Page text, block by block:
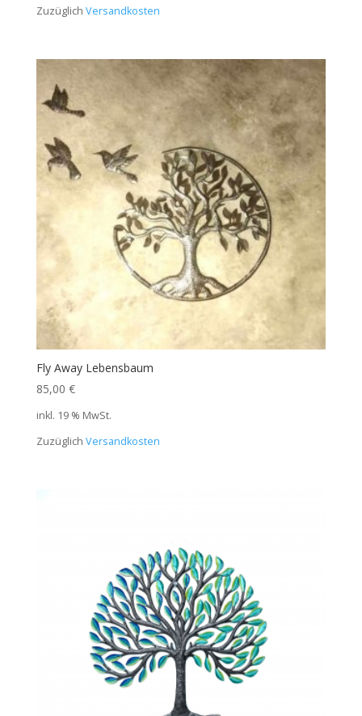
Zuzüglich Versandkosten
Fly Away Lebensbaum
85,00 €
inkl. 19 % MwSt.
Zuzüglich Versandkosten